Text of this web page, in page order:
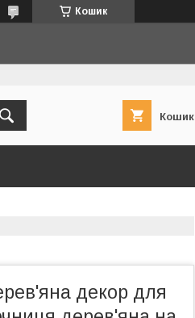
Кошик
Кошик
декор для